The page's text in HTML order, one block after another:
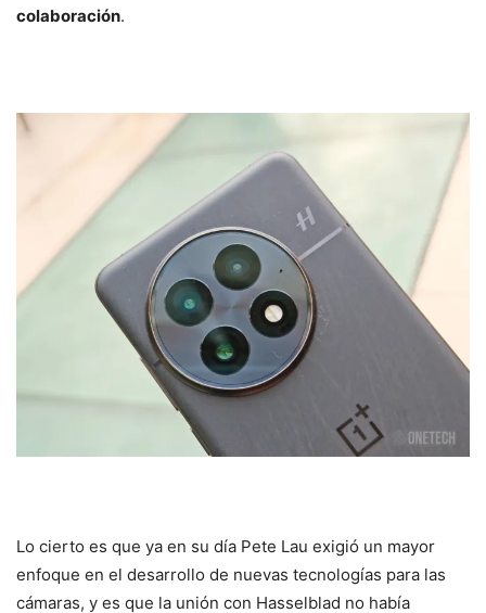
colaboración.
Lo cierto es que ya en su día Pete Lau exigió un mayor
enfoque en el desarrollo de nuevas tecnologías para las
cámaras, y es que la unión con Hasselblad no había